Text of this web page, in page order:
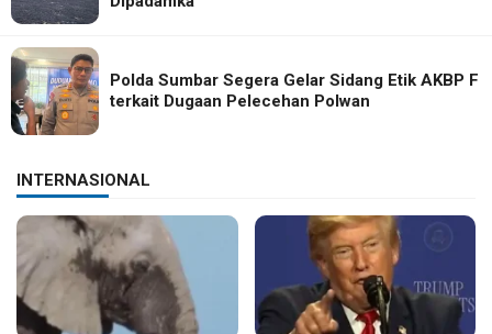
Polda Sumbar Segera Gelar Sidang Etik AKBP F
terkait Dugaan Pelecehan Polwan
INTERNASIONAL